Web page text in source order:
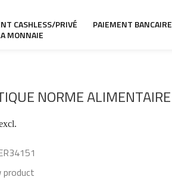
CASHLESS/PRIVÉ PAIEMENT BANCAIRE
MONNAIE
NORME ALIMENTAIRE
product